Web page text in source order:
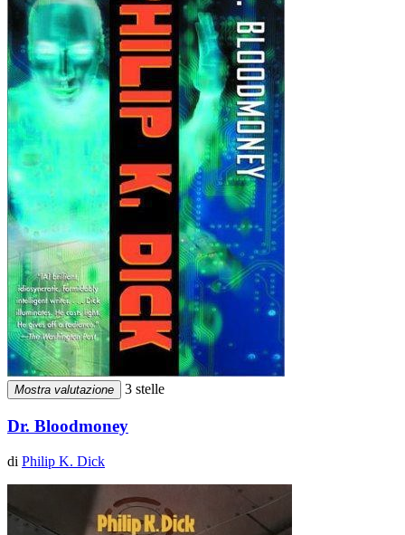
Mostra valutazione 3 stelle
Dr. Bloodmoney
di Philip K. Dick